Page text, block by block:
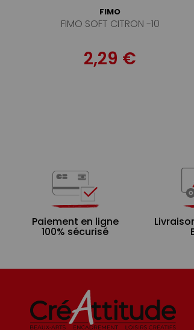
FIMO
FIMO SOFT CITRON -10
2,29 €
Paiement en ligne
100% sécurisé